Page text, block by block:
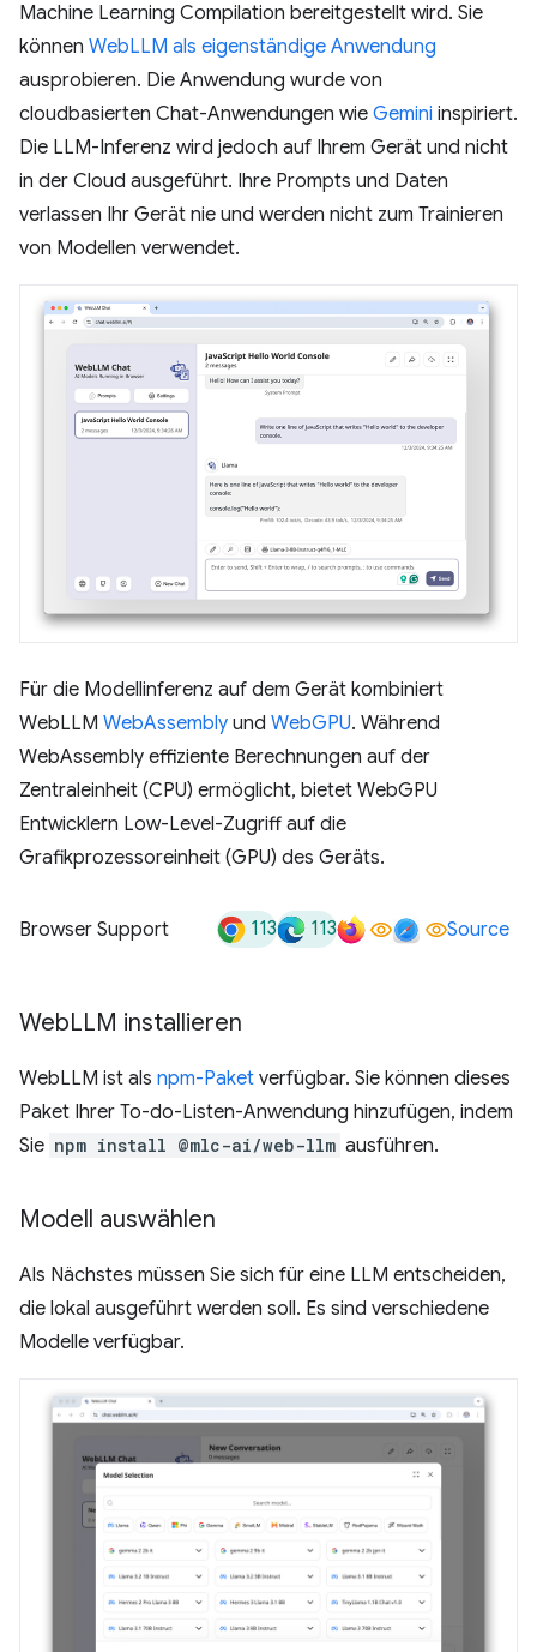
Machine Learning Compilation bereitgestellt wird. Sie
können WebLLM als eigenständige Anwendung
ausprobieren. Die Anwendung wurde von
cloudbasierten Chat-Anwendungen wie Gemini inspiriert.
Die LLM-Inferenz wird jedoch auf Ihrem Gerät und nicht
in der Cloud ausgeführt. Ihre Prompts und Daten
verlassen Ihr Gerät nie und werden nicht zum Trainieren
von Modellen verwendet.
Für die Modellinferenz auf dem Gerät kombiniert
WebLLM WebAssembly und WebGPU. Während
WebAssembly effiziente Berechnungen auf der
Zentraleinheit (CPU) ermöglicht, bietet WebGPU
Entwicklern Low-Level-Zugriff auf die
Grafikprozessoreinheit (GPU) des Geräts.
Browser Support 113 113 Source
WebLLM installieren
WebLLM ist als npm-Paket verfügbar. Sie können dieses
Paket Ihrer To-do-Listen-Anwendung hinzufügen, indem
Sie npm install @mlc-ai/web-llm ausführen.
Modell auswählen
Als Nächstes müssen Sie sich für eine LLM entscheiden,
die lokal ausgeführt werden soll. Es sind verschiedene
Modelle verfügbar.